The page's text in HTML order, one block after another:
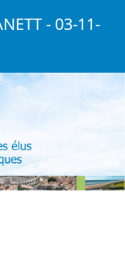
- 03-11-